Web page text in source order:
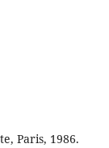
Paris, 1986.